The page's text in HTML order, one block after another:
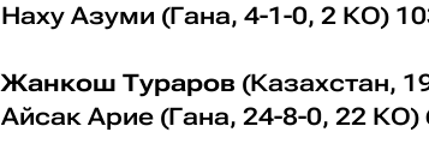
Наху Азуми (Гана, 4-1-0, 2 КО)
Жанкош Тураров (Казахстан,
Айсак Арие (Гана, 24-8-0, 22